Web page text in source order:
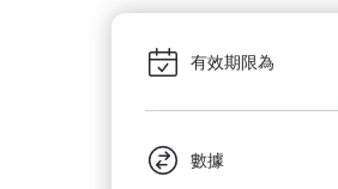
有效期限為
數據